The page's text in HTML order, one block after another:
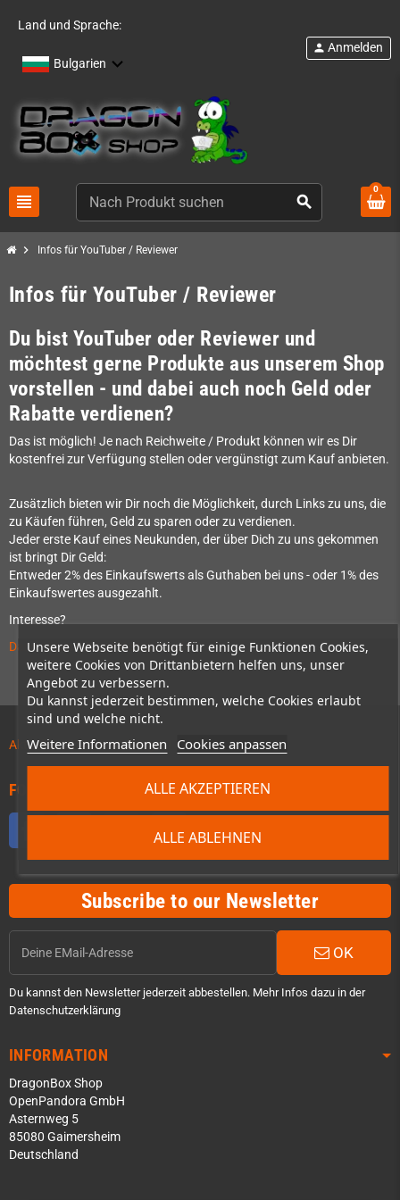
Land und Sprache:
Bulgarien
view_headline search
person Anmelden
Unsere Webseite benötigt für einige Funktionen Cookies,
weitere Cookies von Drittanbietern helfen uns, unser
Angebot zu verbessern.
Du kannst jederzeit bestimmen, welche Cookies erlaubt
sind und welche nicht.
Weitere Informationen Cookies anpassen
ALLE ABLEHNEN
ALLE AKZEPTIEREN
0
chevron_right Infos für YouTuber / Reviewer
Infos für YouTuber / Reviewer
Du bist YouTuber oder Reviewer und
möchtest gerne Produkte aus unserem Shop
vorstellen - und dabei auch noch Geld oder
Rabatte verdienen?
Das ist möglich! Je nach Reichweite / Produkt können wir es Dir
kostenfrei zur Verfügung stellen oder vergünstigt zum Kauf anbieten.
Zusätzlich bieten wir Dir noch die Möglichkeit, durch Links zu uns, die
zu Käufen führen, Geld zu sparen oder zu verdienen.
Jeder erste Kauf eines Neukunden, der über Dich zu uns gekommen
ist bringt Dir Geld:
Entweder 2% des Einkaufswerts als Guthaben bei uns - oder 1% des
Einkaufswertes ausgezahlt.
Interesse?
Dann nimm mit uns Kontakt auf!
Aktuelles zu Vorbestellungen!
FOLGE UNS
Subscribe to our Newsletter
OK
Du kannst den Newsletter jederzeit abbestellen. Mehr Infos dazu in der
Datenschutzerklärung
INFORMATION
DragonBox Shop
OpenPandora GmbH
Asternweg 5
85080 Gaimersheim
Deutschland